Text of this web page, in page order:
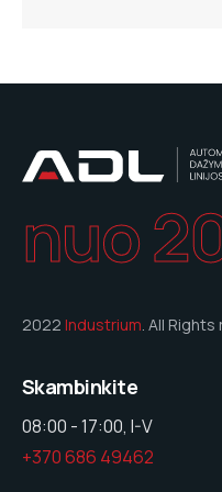
nuo
2022 Industrium . All
Skambinkite
08:00 - 17:00, I-V
+370 686 49462